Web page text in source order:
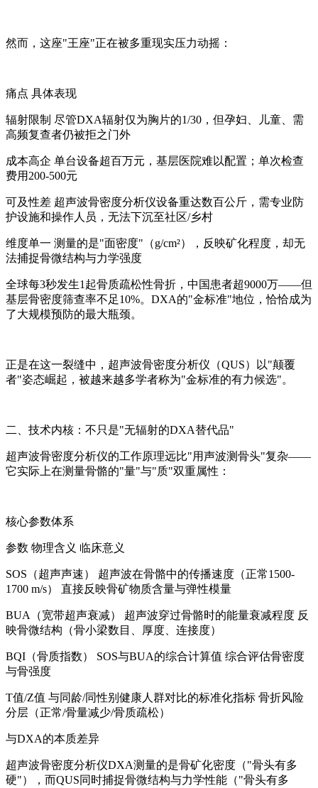
然而，这座"王座"正在被多重现实压力动摇：
痛点 具体表现
辐射限制 尽管DXA辐射仅为胸片的1/30，但孕妇、儿童、需
高频复查者仍被拒之门外
成本高企 单台设备超百万元，基层医院难以配置；单次检查
费用200-500元
可及性差 超声波骨密度分析仪设备重达数百公斤，需专业防
护设施和操作人员，无法下沉至社区/乡村
维度单一 测量的是"面密度"（g/cm²），反映矿化程度，却无
法捕捉骨微结构与力学强度
全球每3秒发生1起骨质疏松性骨折，中国患者超9000万——但
基层骨密度筛查率不足10%。DXA的"金标准"地位，恰恰成为
了大规模预防的最大瓶颈。
正是在这一裂缝中，超声波骨密度分析仪（QUS）以"颠覆
者"姿态崛起，被越来越多学者称为"金标准的有力候选"。
二、技术内核：不只是"无辐射的DXA替代品"
超声波骨密度分析仪的工作原理远比"用声波测骨头"复杂——
它实际上在测量骨骼的"量"与"质"双重属性：
核心参数体系
参数 物理含义 临床意义
SOS（超声声速） 超声波在骨骼中的传播速度（正常1500-
1700 m/s） 直接反映骨矿物质含量与弹性模量
BUA（宽带超声衰减） 超声波穿过骨骼时的能量衰减程度 反
映骨微结构（骨小梁数目、厚度、连接度）
BQI（骨质指数） SOS与BUA的综合计算值 综合评估骨密度
与骨强度
T值/Z值 与同龄/同性别健康人群对比的标准化指标 骨折风险
分层（正常/骨量减少/骨质疏松）
与DXA的本质差异
超声波骨密度分析仪DXA测量的是骨矿化密度（"骨头有多
硬"），而QUS同时捕捉骨微结构与力学性能（"骨头有多